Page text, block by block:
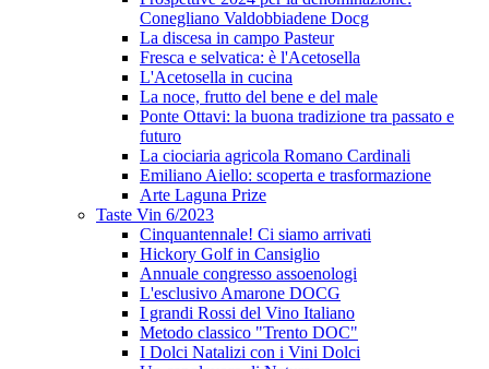
Conegliano Valdobbiadene Docg
La discesa in campo Pasteur
Fresca e selvatica: è l'Acetosella
L'Acetosella in cucina
La noce, frutto del bene e del male
Ponte Ottavi: la buona tradizione tra passato e
futuro
La ciociaria agricola Romano Cardinali
Emiliano Aiello: scoperta e trasformazione
Arte Laguna Prize
Taste Vin 6/2023
Cinquantennale! Ci siamo arrivati
Hickory Golf in Cansiglio
Annuale congresso assoenologi
L'esclusivo Amarone DOCG
I grandi Rossi del Vino Italiano
Metodo classico "Trento DOC"
I Dolci Natalizi con i Vini Dolci